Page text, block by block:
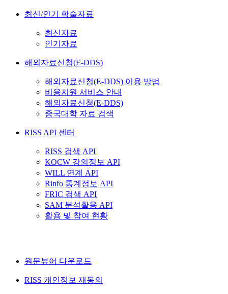
최신/인기 학술자료
최신자료
인기자료
해외자료신청(E-DDS)
해외자료신청(E-DDS) 이용 방법
비용지원 서비스 안내
해외자료신청(E-DDS)
중국대학 자료 검색
RISS API 센터
RISS 검색 API
KOCW 강의정보 API
WILL 연계 API
Rinfo 통계정보 API
FRIC 검색 API
SAM 분석활용 API
활용 및 참여 현황
원문뷰어 다운로드
RISS 개인정보 재동의